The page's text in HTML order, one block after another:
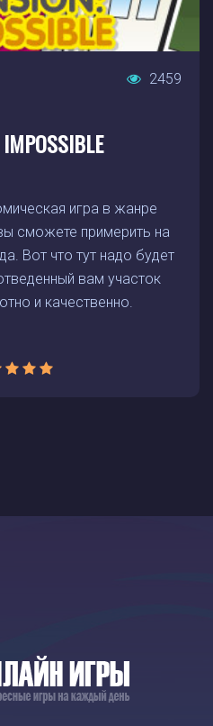
2459
игра в жанре
сможете примерить на
Вот что тут надо будет
вам участок
и качественно.